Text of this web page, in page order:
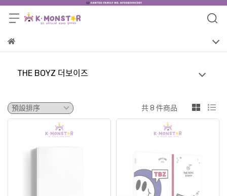
THE BOYZ 더보이즈
共 8 件商品